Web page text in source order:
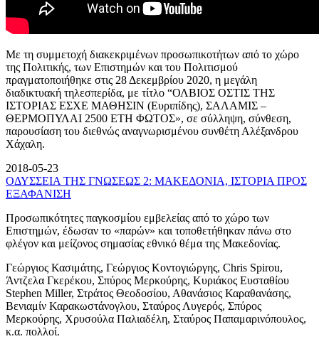
Με τη συμμετοχή διακεκριμένων προσωπικοτήτων από το χώρο
της Πολιτικής, των Επιστημών και του Πολιτισμού
πραγματοποιήθηκε στις 28 Δεκεμβρίου 2020, η μεγάλη
διαδικτυακή τηλεσπερίδα, με τίτλο “ΟΛΒΙΟΣ ΟΣΤΙΣ ΤΗΣ
ΙΣΤΟΡΙΑΣ ΕΣΧΕ ΜΑΘΗΣΙΝ (Ευριπίδης), ΣΑΛΑΜΙΣ –
ΘΕΡΜΟΠΥΛΑΙ 2500 ΕΤΗ ΦΩΤΟΣ», σε σύλληψη, σύνθεση,
παρουσίαση του διεθνώς αναγνωρισμένου συνθέτη Αλέξανδρου
Χάχαλη.
2018-05-23
ΟΔΥΣΣΕΙΑ ΤΗΣ ΓΝΩΣΕΩΣ 2: ΜΑΚΕΔΟΝΙΑ, ΙΣΤΟΡΙΑ ΠΡΟΣ
ΕΞΑΦΑΝΙΣΗ
Προσωπικότητες παγκοσμίου εμβελείας από το χώρο των
Επιστημών, έδωσαν το «παρών» και τοποθετήθηκαν πάνω στο
φλέγον και μείζονος σημασίας εθνικό θέμα της Μακεδονίας.
Γεώργιος Κασιμάτης, Γεώργιος Κοντογιώργης, Chris Spirou,
Άντζελα Γκερέκου, Σπύρος Μερκούρης, Κυριάκος Ευσταθίου
Stephen Miller, Στράτος Θεοδοσίου, Αθανάσιος Καραθανάσης,
Βενιαμίν Καρακωστάνογλου, Σταύρος Λυγερός, Σπύρος
Μερκούρης, Χρυσούλα Παλιαδέλη, Σταύρος Παπαμαρινόπουλος,
κ.α. πολλοί.